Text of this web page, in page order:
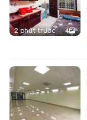
2 phút trước 4